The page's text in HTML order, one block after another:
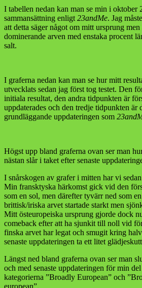
I tabellen nedan kan man se min i oktober
sammansättning enligt 23andMe. Jag
att detta säger något om mitt ursprung
dominerande arven med enstaka procent
salt.
I graferna nedan kan man se hur mitt
utvecklats sedan jag först tog testet. Den
initiala resultat, den andra tidpunkten är
uppdaterades och den tredje tidpunkten är
grundläggande uppdateringen som
Högst upp bland graferna ovan ser man
nästan slår i taket efter senaste
I snårskogen av grafer i mitten har vi
Min fransktyska härkomst gick vid den
som en sol, men därefter tyvärr ned som
brittisk/iriska arvet startade starkt men
Mitt östeuropeiska ursprung gjorde dock
comeback efter att ha sjunkit till noll vid
finska arvet har legat och smugit kring
senaste uppdateringen ta ett litet
Längst ned bland graferna ovan ser man
och med senaste uppdateringen för min
kategorierna ”Broadly European” och